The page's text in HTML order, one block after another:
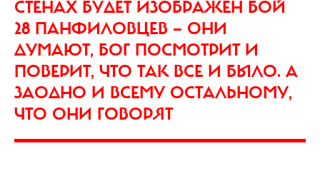
СТЕНАХ БУДЕТ ИЗОБРАЖЕН БОЙ
28 ПАНФИЛОВЦЕВ — ОНИ
ДУМАЮТ, БОГ ПОСМОТРИТ И
ПОВЕРИТ, ЧТО ТАК ВСЕ И БЫЛО. А
ЗАОДНО И ВСЕМУ ОСТАЛЬНОМУ,
ЧТО ОНИ ГОВОРЯТ